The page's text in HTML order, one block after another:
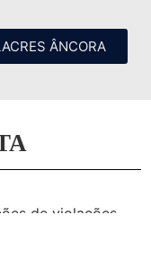
ÂNCORA